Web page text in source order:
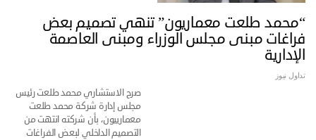
“محمد طلعت معماريون” تنهي تصميم بعض
فراغات مبنى مجلس الوزراء ومبنى العاصمة
الإدارية
تداول نيوز
صرح الاستشاري محمد طلعت رئيس
مجلس إدارة شركة محمد طلعت
معمارييون، بأن شركته انتهت من
التصميم الداخلي لبعض الفراغات